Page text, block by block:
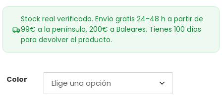
Stock real verificado. Envío gratis 24-48 h a partir de
99€ a la península, 200€ a Baleares. Tienes 100 días
para devolver el producto.
Color